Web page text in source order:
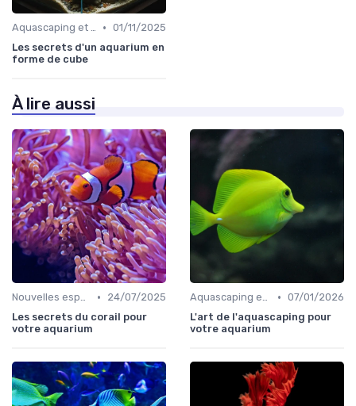
Aquascaping et design • 01/11/2025
Les secrets d'un aquarium en
forme de cube
À lire aussi
Nouvelles espèces et hybridations •
24/07/2025
Les secrets du corail pour
votre aquarium
Aquascaping et design • 07/01/2026
L'art de l'aquascaping pour
votre aquarium